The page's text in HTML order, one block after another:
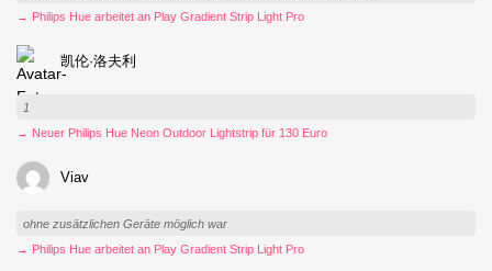
→ Philips Hue arbeitet an Play Gradient Strip Light Pro
凯伦·洛夫利
1
→ Neuer Philips Hue Neon Outdoor Lightstrip für 130 Euro
Viav
ohne zusätzlichen Geräte möglich war
→ Philips Hue arbeitet an Play Gradient Strip Light Pro